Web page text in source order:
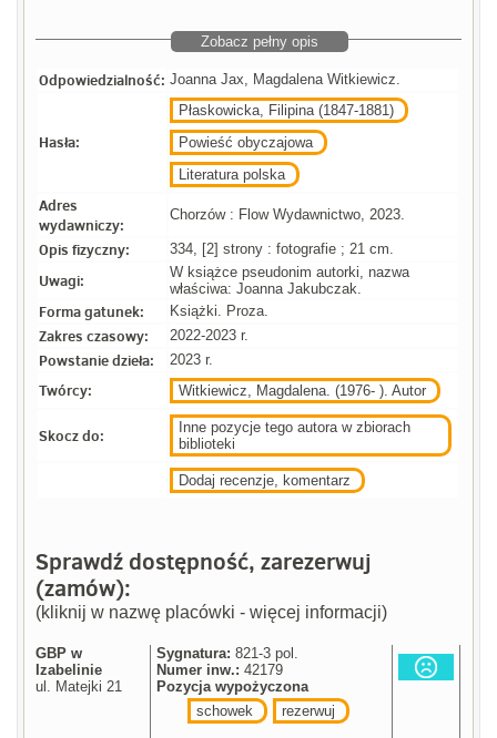
Zobacz pełny opis
Odpowiedzialność: Joanna Jax, Magdalena Witkiewicz.
Hasła:
Płaskowicka, Filipina (1847-1881)
Powieść obyczajowa
Literatura polska
Adres
wydawniczy:
Chorzów : Flow Wydawnictwo, 2023.
Opis fizyczny: 334, [2] strony : fotografie ; 21 cm.
Uwagi:
W książce pseudonim autorki, nazwa
właściwa: Joanna Jakubczak.
Forma gatunek: Książki. Proza.
Zakres czasowy: 2022-2023 r.
Powstanie dzieła: 2023 r.
Twórcy: Witkiewicz, Magdalena. (1976- ). Autor
Skocz do:
Inne pozycje tego autora w zbiorach
biblioteki
Dodaj recenzje, komentarz
Sprawdź dostępność, zarezerwuj
(zamów):
(kliknij w nazwę placówki - więcej informacji)
GBP w
Izabelinie
ul. Matejki 21
Sygnatura: 821-3 pol.
Numer inw.: 42179
Pozycja wypożyczona
schowek
rezerwuj